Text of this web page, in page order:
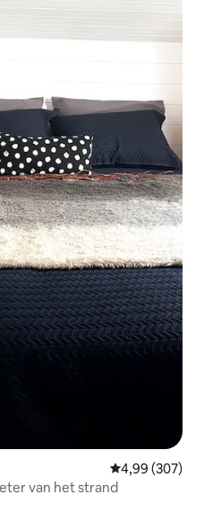
Gemiddelde
4,99 (307)
van het strand